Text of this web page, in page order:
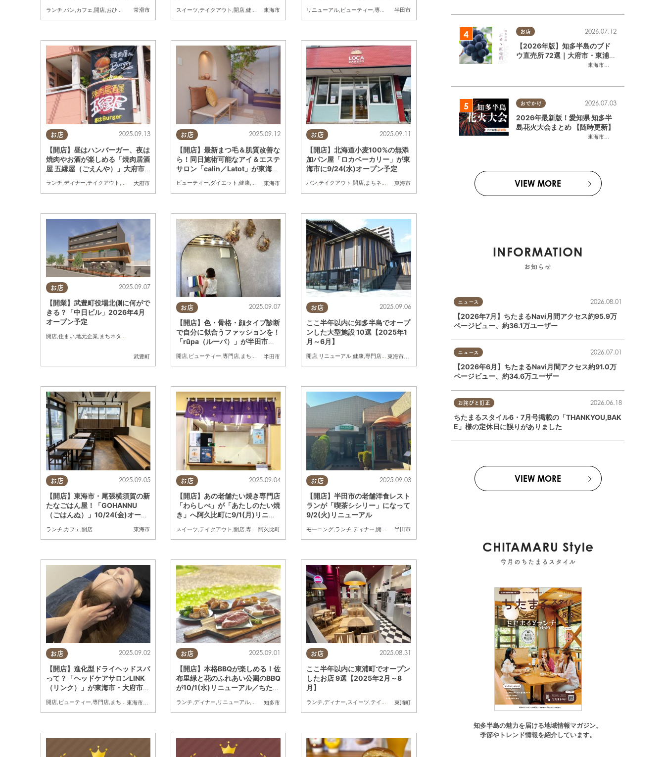
常滑市
ランチ パン カフェ 開店 おひとりさま 東海市
スイーツ ,テイクアウト ,開店 ,健康 専門店,まちネタ アサイーボウル 半田市
告
リニューアル ビューティー ,専門店 まちネタ
お店
大府市
2025.09.13
【開店】昼はハンバーガー、夜は
焼肉やお酒が楽しめる「焼肉居酒
屋 五縁屋（ごえんや）」大府市
ランチ,ディナー,テイクアウト ,開店 専門店 KURUTOHP,バーガー
お店
東海市
2025.09.12
【開店】最新まつ毛＆肌質改善な
ら！同日施術可能なアイ＆エステ
サロン「calin／Latot」が東海市
告
ビューティー,ダイエット ,健康,専門店,ちたまる広告 クーポン,おひとりさま,友人
お店
東海市
2025.09.11
【開店】北海道小麦100%の無添
加パン屋「ロカベーカリー」が東
海市に9/24(水)オープン予定
パン,テイクアウト ,開店, まちネタ
お店
武豊町
2025.09.07
【開業】武豊町役場北側に何がで
きる？「中日ビル」2026年4月
オープン予定
開店 住まい 地元企業 まちネタ
お店
半田市
2025.09.07
【開店】色・骨格・顔タイプ診断
で自分に似合うファッションを！
「rūpa（ルーパ）」が半田市に
開店, ビューティー,専門店, まちネタ
お店
東海市
, 大府市 半田市,常滑市
2025.09.06
ここ半年以内に知多半島でオープ
ンした大型施設 10選【2025年1
月～6月】
開店, リニューアル,健康,専門店,映画,まちネタ 親子
お店
東海市
2025.09.05
【開店】東海市・尾張横須賀の新
たなごはん屋！「GOHANNU
（ごはんぬ）」10/24(金)オープ
ランチ カフェ 開店
お店
阿久比町
2025.09.04
【開店】あの老舗たい焼き専門店
「わらしべ」が「あたしのたい焼
き」へ阿久比町に9/1(月)リニュ
スイーツ ,テイクアウト ,開店 ,専門店 ,まちネタ
お店
半田市
2025.09.03
【開店】半田市の老舗洋食レスト
ランが「喫茶シシリー」になって
9/2(火)リニューアル
モーニング ランチ ,ディナー ,開店 リニューアル
お店
東海市
,大府市
2025.09.02
【開店】進化型ドライヘッドスパ
って？「ヘッドケアサロンLINK
（リンク）」が東海市・大府市他
開店, ビューティー,専門店, まちネタ ,おひとりさま
お店
知多市
2025.09.01
【開店】本格BBQが楽しめる！佐
布里緑と花のふれあい公園のBBQ
が10/1(水)リニューアル／ちたま
ランチ,ディナー, リニューアル,アウトドア,
お店
東浦町
2025.08.31
ここ半年以内に東浦町でオープン
したお店 9選【2025年2月～8
月】
ランチ,ディナー,スイーツ,テイクアウト ,開店
お店
東海市大府市
2026.07.12
【2026年版】知多半島のブド
ウ直売所 72選｜大府市・東浦町
ほかエリア別に一挙紹介
おでかけ
東海市大府市
2026.07.03
2026年最新版！愛知県 知多半
島花火大会まとめ 【随時更新】
VIEW MORE
INFORMATION
お知らせ
ニュース 2026.08.01
【2026年7月】ちたまるNavi月間アクセス約95.9万
ページビュー、約36.1万ユーザー
ニュース 2026.07.01
【2026年6月】ちたまるNavi月間アクセス約91.0万
ページビュー、約34.6万ユーザー
お詫びと訂正 2026.06.18
ちたまるスタイル6・7月号掲載の「THANKYOU,BAK
E」様の定休日に誤りがありました
VIEW MORE
CHITAMARU Style
今月のちたまるスタイル
知多半島の魅力を届ける地域情報マガジン。
季節やトレンド情報を紹介しています。